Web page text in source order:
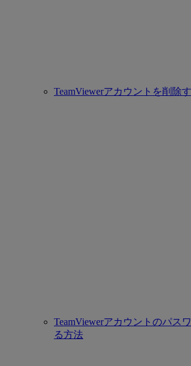
TeamViewerアカウントを削除
TeamViewerアカウントのパス
る方法